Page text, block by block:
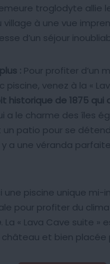
troglodyte allie
à une vue
d’un séjour
: Pour profiter d’un
piscine, venez à la «
historique de 1875 qui
a le charme des îles
un patio pour se
y a une véranda
une piscine unique mi-
pour profiter du
. La « Lava Cave suite »
et bien placée